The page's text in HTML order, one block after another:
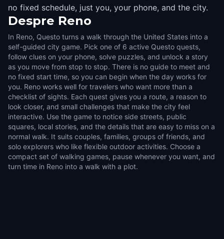
no fixed schedule, just you, your phone, and the city.
Despre Reno
In Reno, Questo turns a walk through the United States into a
self-guided city game. Pick one of 6 active Questo quests,
follow clues on your phone, solve puzzles, and unlock a story
as you move from stop to stop. There is no guide to meet and
no fixed start time, so you can begin when the day works for
you. Reno works well for travelers who want more than a
checklist of sights. Each quest gives you a route, a reason to
look closer, and small challenges that make the city feel
interactive. Use the game to notice side streets, public
squares, local stories, and the details that are easy to miss on a
normal walk. It suits couples, families, groups of friends, and
solo explorers who like flexible outdoor activities. Choose a
compact set of walking games, pause whenever you want, and
turn time in Reno into a walk with a plot.